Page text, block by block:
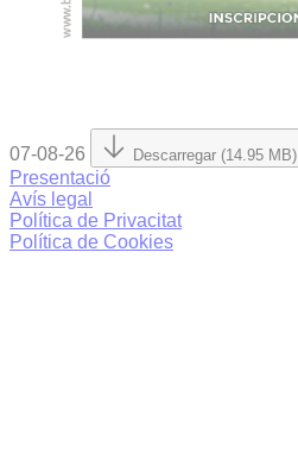
07-08-26 Descarregar (14.95 MB)
Presentació
Avís legal
Política de Privacitat
Política de Cookies